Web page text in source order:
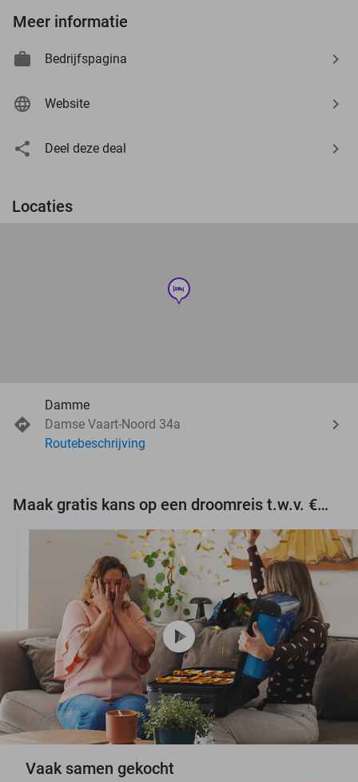
Meer informatie
Bedrijfspagina
Website
Deel deze deal
Locaties
hotel
Damme
Damse Vaart-Noord 34a
Routebeschrijving
Maak gratis kans op een droomreis t.w.v. €3.000!
play_circle
Vaak samen gekocht